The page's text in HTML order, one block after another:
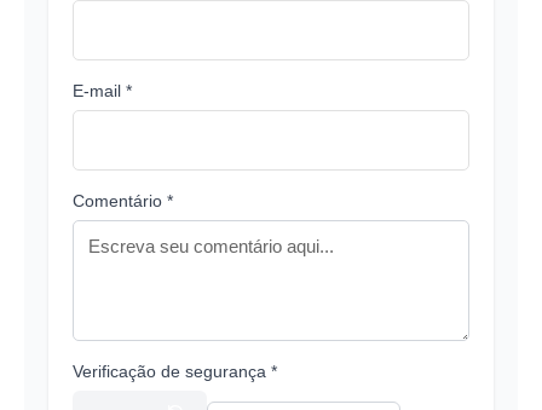
E-mail *
Comentário *
Verificação de segurança *